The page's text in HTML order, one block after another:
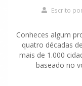
Escrito
Conheces algum
quatro décadas
mais de 1.000
baseado no